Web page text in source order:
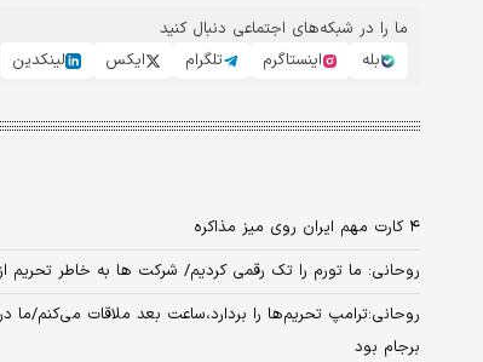
ما را در شبکه‌های اجتماعی دنبال کنید
بله
اینستاگرم تلگرام ایکس لینکدین
۴ کارت مهم ایران روی میز مذاکره
روحانی: ما تورم را تک رقمی کردیم/ شرکت ها به خاطر تحریم
روحانی:ترامپ تحریم‌ها را بردارد،ساعت بعد ملاقات می‌کنم/ما
برجام بود